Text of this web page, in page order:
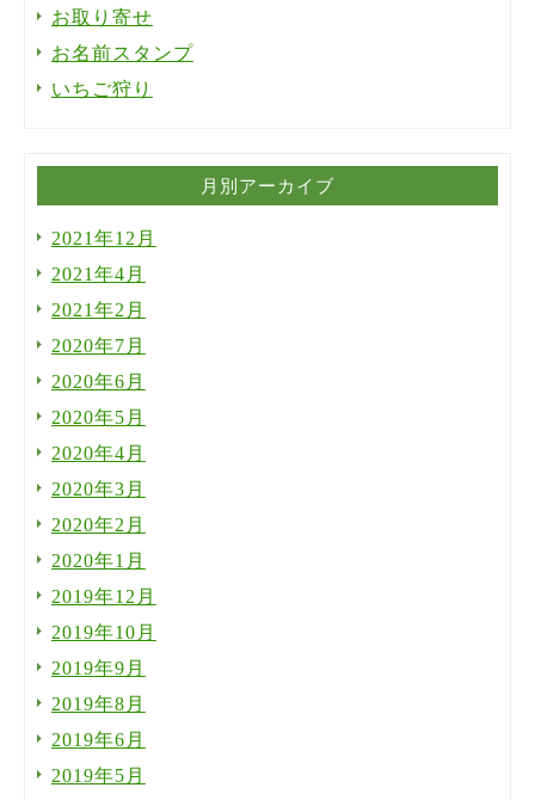
お取り寄せ
お名前スタンプ
いちご狩り
月別アーカイブ
2021年12月
2021年4月
2021年2月
2020年7月
2020年6月
2020年5月
2020年4月
2020年3月
2020年2月
2020年1月
2019年12月
2019年10月
2019年9月
2019年8月
2019年6月
2019年5月